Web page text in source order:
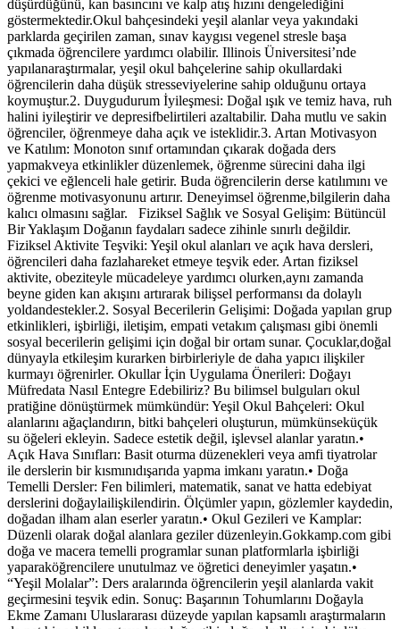
düşürdüğünü, kan basıncını ve kalp atış hızını dengelediğini
göstermektedir.Okul bahçesindeki yeşil alanlar veya yakındaki
parklarda geçirilen zaman, sınav kaygısı vegenel stresle başa
çıkmada öğrencilere yardımcı olabilir. Illinois Üniversitesi’nde
yapılanaraştırmalar, yeşil okul bahçelerine sahip okullardaki
öğrencilerin daha düşük stresseviyelerine sahip olduğunu ortaya
koymuştur.2. Duygudurum İyileşmesi: Doğal ışık ve temiz hava, ruh
halini iyileştirir ve depresifbelirtileri azaltabilir. Daha mutlu ve sakin
öğrenciler, öğrenmeye daha açık ve isteklidir.3. Artan Motivasyon
ve Katılım: Monoton sınıf ortamından çıkarak doğada ders
yapmakveya etkinlikler düzenlemek, öğrenme sürecini daha ilgi
çekici ve eğlenceli hale getirir. Buda öğrencilerin derse katılımını ve
öğrenme motivasyonunu artırır. Deneyimsel öğrenme,bilgilerin daha
kalıcı olmasını sağlar. Fiziksel Sağlık ve Sosyal Gelişim: Bütüncül
Bir Yaklaşım Doğanın faydaları sadece zihinle sınırlı değildir.
Fiziksel Aktivite Teşviki: Yeşil okul alanları ve açık hava dersleri,
öğrencileri daha fazlahareket etmeye teşvik eder. Artan fiziksel
aktivite, obeziteyle mücadeleye yardımcı olurken,aynı zamanda
beyne giden kan akışını artırarak bilişsel performansı da dolaylı
yoldandestekler.2. Sosyal Becerilerin Gelişimi: Doğada yapılan grup
etkinlikleri, işbirliği, iletişim, empati vetakım çalışması gibi önemli
sosyal becerilerin gelişimi için doğal bir ortam sunar. Çocuklar,doğal
dünyayla etkileşim kurarken birbirleriyle de daha yapıcı ilişkiler
kurmayı öğrenirler. Okullar İçin Uygulama Önerileri: Doğayı
Müfredata Nasıl Entegre Edebiliriz? Bu bilimsel bulguları okul
pratiğine dönüştürmek mümkündür: Yeşil Okul Bahçeleri: Okul
alanlarını ağaçlandırın, bitki bahçeleri oluşturun, mümkünseküçük
su öğeleri ekleyin. Sadece estetik değil, işlevsel alanlar yaratın.•
Açık Hava Sınıfları: Basit oturma düzenekleri veya amfi tiyatrolar
ile derslerin bir kısmınıdışarıda yapma imkanı yaratın.• Doğa
Temelli Dersler: Fen bilimleri, matematik, sanat ve hatta edebiyat
derslerini doğaylailişkilendirin. Ölçümler yapın, gözlemler kaydedin,
doğadan ilham alan eserler yaratın.• Okul Gezileri ve Kamplar:
Düzenli olarak doğal alanlara geziler düzenleyin.Gokkamp.com gibi
doğa ve macera temelli programlar sunan platformlarla işbirliği
yaparaköğrencilere unutulmaz ve öğretici deneyimler yaşatın.•
“Yeşil Molalar”: Ders aralarında öğrencilerin yeşil alanlarda vakit
geçirmesini teşvik edin. Sonuç: Başarının Tohumlarını Doğayla
Ekme Zamanı Uluslararası düzeyde yapılan kapsamlı araştırmaların